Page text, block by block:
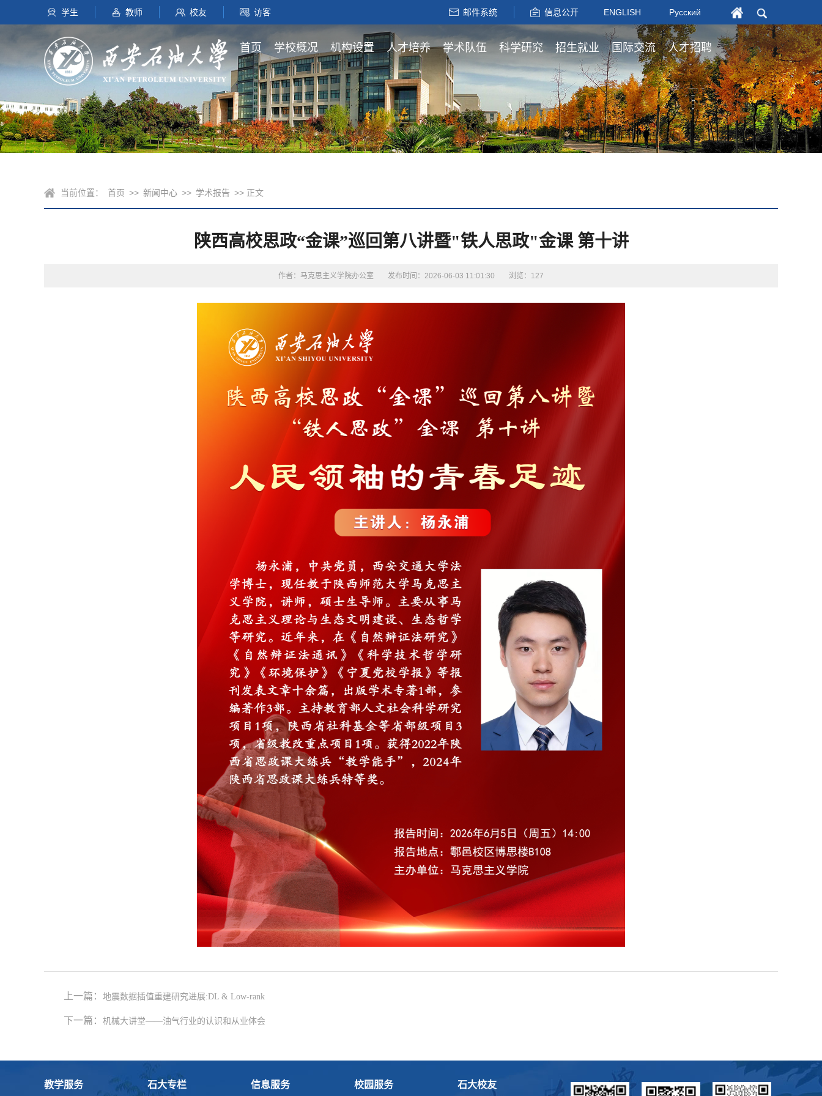
学生 教师 校友 访客 邮件系统 信息公开 ENGLISH Русский
首页 学校概况 机构设置 人才培养 学术队伍 科学研究 招生就业 国际交流 人才招聘
当前位置： 首页 >> 新闻中心 >> 学术报告 >> 正文
陕西高校思政“金课”巡回第八讲暨"铁人思政"金课 第十讲
作者：马克思主义学院办公室 发布时间：2026-06-03 11:01:30 浏览： 127
上一篇： 地震数据插值重建研究进展:DL & Low-rank
下一篇： 机械大讲堂——油气行业的认识和从业体会
教学服务 石大专栏 信息服务 校园服务 石大校友